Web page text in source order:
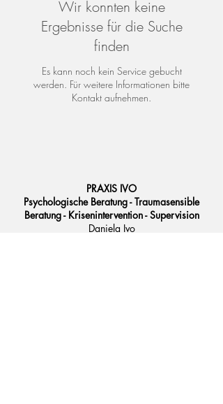
Wir konnten keine
Ergebnisse für die Suche
finden
Es kann noch kein Service gebucht
werden. Für weitere Informationen bitte
Kontakt aufnehmen.
PRAXIS IVO
Psychologische Beratung - Traumasensible
Beratung - Krisenintervention​ - Supervision
Daniela Ivo